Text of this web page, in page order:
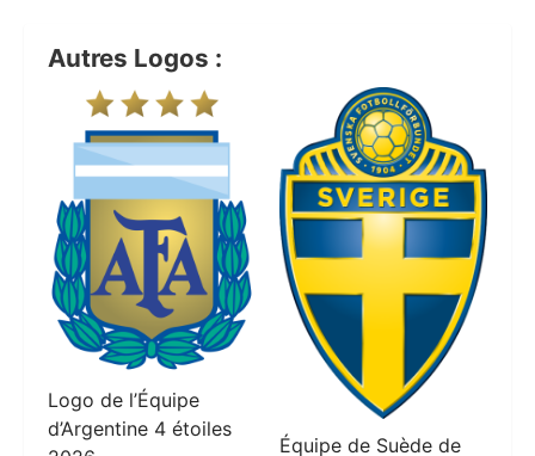
Autres Logos :
Logo de l’Équipe
d’Argentine 4 étoiles
Équipe de Suède de